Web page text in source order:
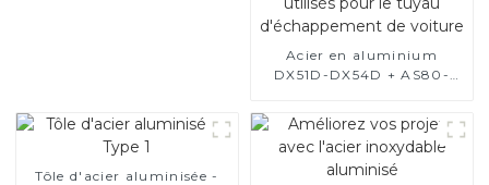
Acier en aluminium
DX51D-DX54D + AS80-
d'aluminium et tuyaux et
tubes en acier en
aluminium utilisés pour le
tuyau d'échappement de
Tôle d'acier aluminisée -